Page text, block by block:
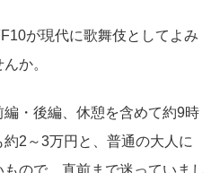
が現代に歌舞伎としてよみ
か。
・後編、休憩を含めて約9時
2～3万円と、普通の大人に